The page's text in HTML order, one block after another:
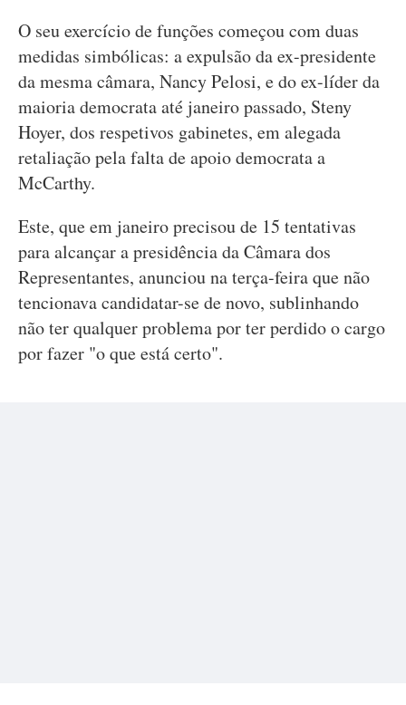
O seu exercício de funções começou com duas
medidas simbólicas: a expulsão da ex-presidente
da mesma câmara, Nancy Pelosi, e do ex-líder da
maioria democrata até janeiro passado, Steny
Hoyer, dos respetivos gabinetes, em alegada
retaliação pela falta de apoio democrata a
McCarthy.
Este, que em janeiro precisou de 15 tentativas
para alcançar a presidência da Câmara dos
Representantes, anunciou na terça-feira que não
tencionava candidatar-se de novo, sublinhando
não ter qualquer problema por ter perdido o cargo
por fazer "o que está certo".